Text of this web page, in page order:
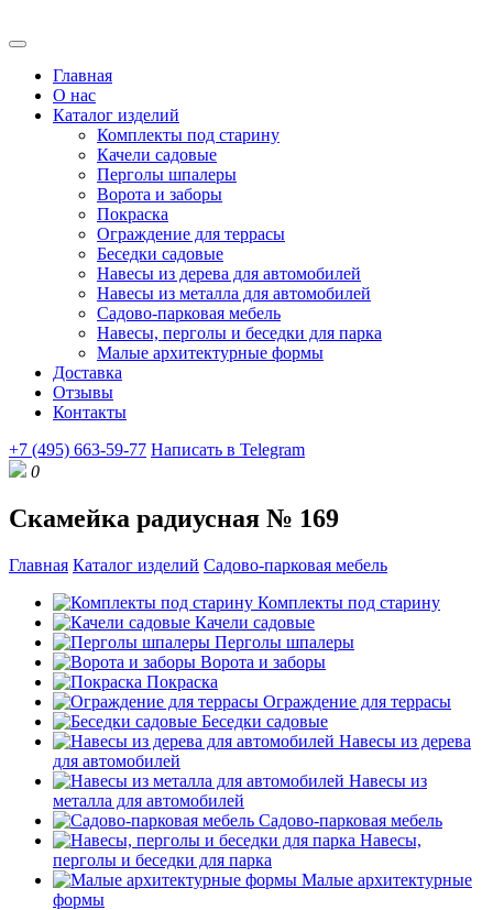
Главная
О нас
Каталог изделий
Комплекты под старину
Качели садовые
Перголы шпалеры
Ворота и заборы
Покраска
Ограждение для террасы
Беседки садовые
Навесы из дерева для автомобилей
Навесы из металла для автомобилей
Садово-парковая мебель
Навесы, перголы и беседки для парка
Малые архитектурные формы
Доставка
Отзывы
Контакты
+7 (495) 663-59-77 Написать в Telegram
0
Скамейка радиусная № 169
Главная Каталог изделий Садово-парковая мебель
Комплекты под старину
Качели садовые
Перголы шпалеры
Ворота и заборы
Покраска
Ограждение для террасы
Беседки садовые
Навесы из дерева
для автомобилей
Навесы из
металла для автомобилей
Садово-парковая мебель
Навесы,
перголы и беседки для парка
Малые архитектурные
формы